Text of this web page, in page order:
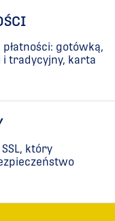
gotówką,
tradycyjny, karta
który